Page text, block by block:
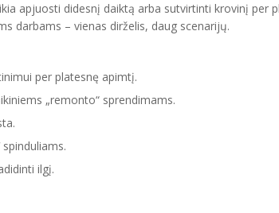
apjuosti didesnį daiktą arba sutvirtinti krovinį per
darbams – vienas dirželis, daug scenarijų.
per platesnę apimtį.
„remonto“ sprendimams.
ilgį.